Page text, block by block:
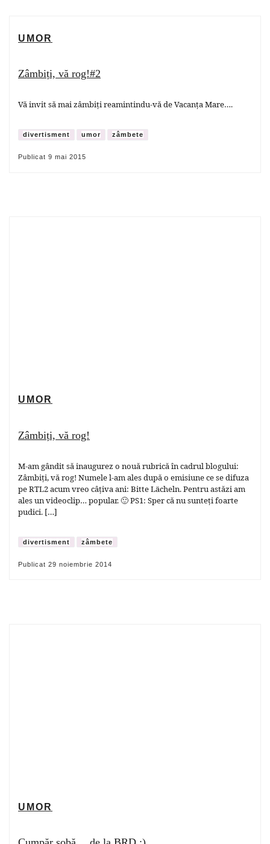
UMOR
Zâmbiți, vă rog!#2
Vă invit să mai zâmbiți reamintindu-vă de Vacanța Mare….
divertisment umor zâmbete
Publicat 9 mai 2015
UMOR
Zâmbiți, vă rog!
M-am gândit să inaugurez o nouă rubrică în cadrul blogului:
Zâmbiți, vă rog! Numele l-am ales după o emisiune ce se difuza
pe RTL2 acum vreo câțiva ani: Bitte Lächeln. Pentru astăzi am
ales un videoclip… popular. 🙂 PS1: Sper că nu sunteți foarte
pudici. […]
divertisment zâmbete
Publicat 29 noiembrie 2014
UMOR